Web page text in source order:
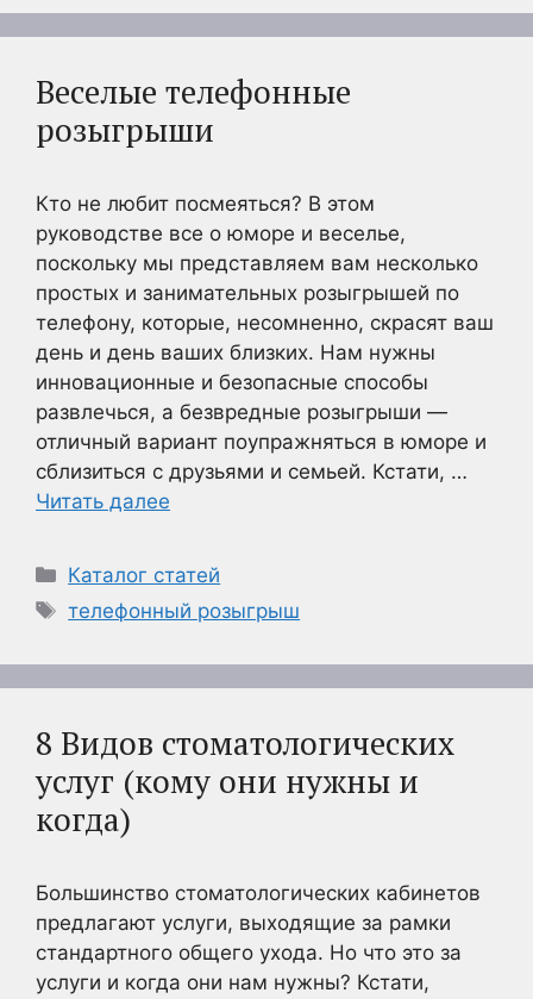
Веселые телефонные
розыгрыши
Кто не любит посмеяться? В этом
руководстве все о юморе и веселье,
поскольку мы представляем вам несколько
простых и занимательных розыгрышей по
телефону, которые, несомненно, скрасят ваш
день и день ваших близких. Нам нужны
инновационные и безопасные способы
развлечься, а безвредные розыгрыши —
отличный вариант поупражняться в юморе и
сблизиться с друзьями и семьей. Кстати, …
Читать далее
Рубрики
Каталог статей
Метки
телефонный розыгрыш
8 Видов стоматологических
услуг (кому они нужны и
когда)
Большинство стоматологических кабинетов
предлагают услуги, выходящие за рамки
стандартного общего ухода. Но что это за
услуги и когда они нам нужны? Кстати,